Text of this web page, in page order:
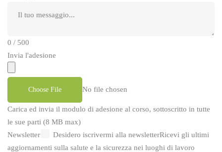
0 / 500
Invia l'adesione
Choose File No file chosen
Carica ed invia il modulo di adesione al corso, sottoscritto in tutte
le sue parti (8 MB max)
Newsletter
Desidero iscrivermi alla newsletterRicevi gli ultimi
aggiornamenti sulla salute e la sicurezza nei luoghi di lavoro